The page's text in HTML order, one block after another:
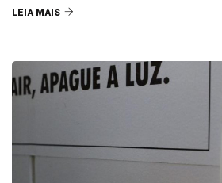
LEIA MAIS